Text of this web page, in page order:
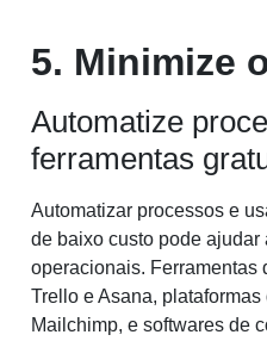
5. Minimize
Automatize
ferramentas
Automatizar processos e
de baixo custo pode ajudar
operacionais. Ferramentas
Trello e Asana,
Mailchimp, e softwares de